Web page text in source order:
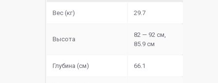
Вес (кг) 29.7
Высота
82 — 92 см,
85.9 см
Глубина (см) 66.1